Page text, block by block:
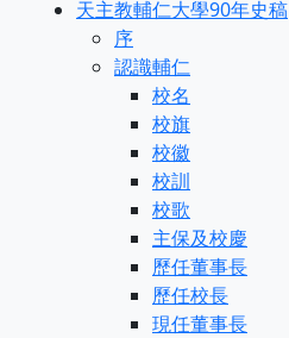
天主教輔仁大學90年史稿
序
認識輔仁
校名
校旗
校徽
校訓
校歌
主保及校慶
歷任董事長
歷任校長
現任董事長